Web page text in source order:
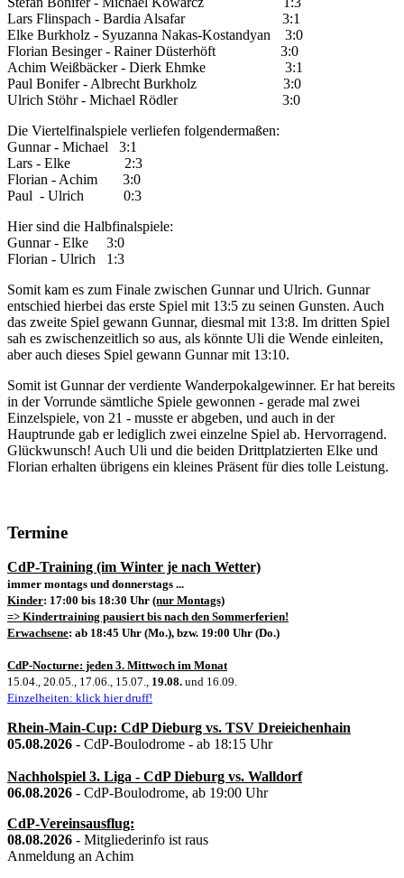
Lars Flinspach - Bardia Alsafar 3:1
Elke Burkholz - Syuzanna Nakas-Kostandyan 3:0
Florian Besinger - Rainer Düsterhöft 3:0
Achim Weißbäcker - Dierk Ehmke 3:1
Paul Bonifer - Albrecht Burkholz 3:0
Ulrich Stöhr - Michael Rödler 3:0
Die Viertelfinalspiele verliefen folgendermaßen:
Gunnar - Michael 3:1
Lars - Elke 2:3
Florian - Achim 3:0
Paul - Ulrich 0:3
Hier sind die Halbfinalspiele:
Gunnar - Elke 3:0
Florian - Ulrich 1:3
Somit kam es zum Finale zwischen Gunnar und Ulrich. Gunnar
entschied hierbei das erste Spiel mit 13:5 zu seinen Gunsten. Auch
das zweite Spiel gewann Gunnar, diesmal mit 13:8. Im dritten Spiel
sah es zwischenzeitlich so aus, als könnte Uli die Wende einleiten,
aber auch dieses Spiel gewann Gunnar mit 13:10.
Somit ist Gunnar der verdiente Wanderpokalgewinner. Er hat bereits
in der Vorrunde sämtliche Spiele gewonnen - gerade mal zwei
Einzelspiele, von 21 - musste er abgeben, und auch in der
Hauptrunde gab er lediglich zwei einzelne Spiel ab. Hervorragend.
Glückwunsch! Auch Uli und die beiden Drittplatzierten Elke und
Florian erhalten übrigens ein kleines Präsent für dies tolle Leistung.
Termine
CdP-Training (im Winter je nach Wetter)
immer montags und donnerstags ...
Kinder: 17:00 bis 18:30 Uhr (nur Montags)
=> Kindertraining pausiert bis nach den Sommerferien!
Erwachsene: ab 18:45 Uhr (Mo.), bzw. 19:00 Uhr (Do.)
CdP-Nocturne: jeden 3. Mittwoch im Monat
15.04., 20.05., 17.06., 15.07., 19.08. und 16.09.
Einzelheiten: klick hier druff!
Rhein-Main-Cup: CdP Dieburg vs. TSV Dreieichenhain
05.08.2026 - CdP-Boulodrome - ab 18:15 Uhr
Nachholspiel 3. Liga - CdP Dieburg vs. Walldorf
06.08.2026 - CdP-Boulodrome, ab 19:00 Uhr
CdP-Vereinsausflug:
08.08.2026 - Mitgliederinfo ist raus
Anmeldung an Achim